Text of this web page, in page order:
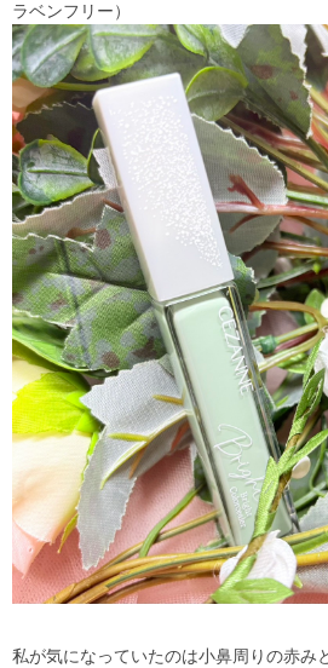
ラベンフリー）
私が気になっていたのは小鼻周りの赤み